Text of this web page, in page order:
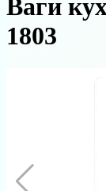
Ваги
1803